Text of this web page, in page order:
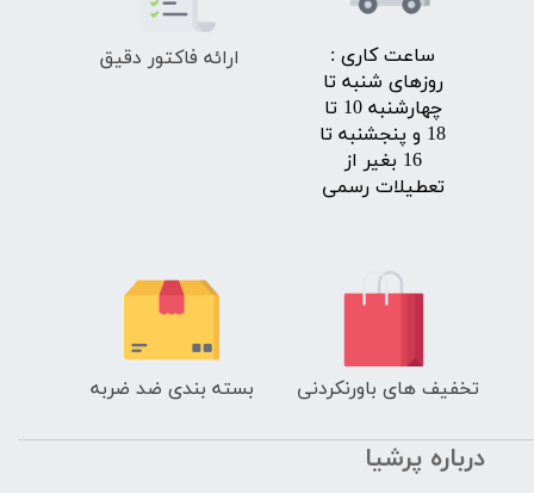
​ساعت کاری :
روزهای شنبه تا
چهارشنبه 10 تا
18 و پنجشنبه تا
16 بغیر از
تعطیلات رسمی
تخفیف های باورنکردنی بسته بندی ضد ضربه
ارائه فاکتور دقیق
درباره پرشیا